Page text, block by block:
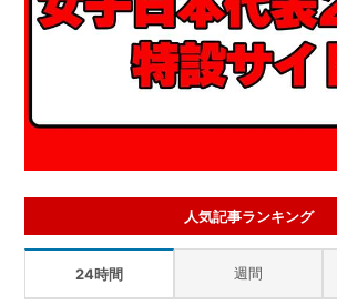
人気記事ランキング
24時間 週間